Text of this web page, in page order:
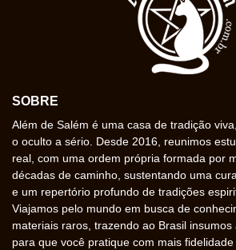
SOBRE
Além de Salém é uma casa de tradição
o oculto a sério. Desde 2016, reunimos
real, com uma ordem própria formada por
décadas de caminho, sustentando uma
e um repertório profundo de tradições
Viajamos pelo mundo em busca de
materiais raros, trazendo ao Brasil
para que você pratique com mais